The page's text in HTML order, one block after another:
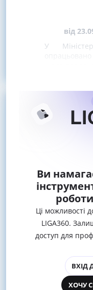
від
У
Ви
Ці можливості
LIGA360.
доступ для
ВХІД
ХОЧУ